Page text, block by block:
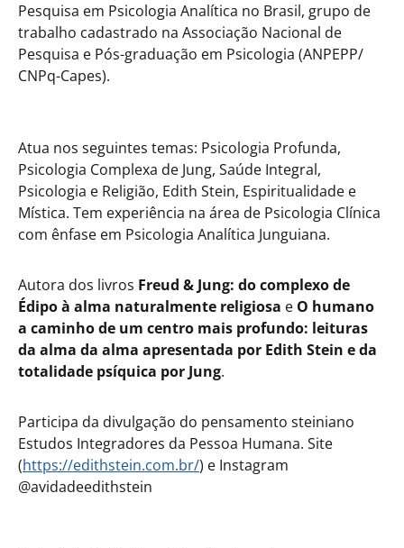
Pesquisa em Psicologia Analítica no Brasil, grupo de
trabalho cadastrado na Associação Nacional de
Pesquisa e Pós-graduação em Psicologia (ANPEPP/
CNPq-Capes).
Atua nos seguintes temas: Psicologia Profunda,
Psicologia Complexa de Jung, Saúde Integral,
Psicologia e Religião, Edith Stein, Espiritualidade e
Mística. Tem experiência na área de Psicologia Clínica
com ênfase em Psicologia Analítica Junguiana.
Autora dos livros Freud & Jung: do complexo de
Édipo à alma naturalmente religiosa e O humano
a caminho de um centro mais profundo: leituras
da alma da alma apresentada por Edith Stein e da
totalidade psíquica por Jung.
Participa da divulgação do pensamento steiniano
Estudos Integradores da Pessoa Humana. Site
(https://edithstein.com.br/) e Instagram
@avidadeedithstein